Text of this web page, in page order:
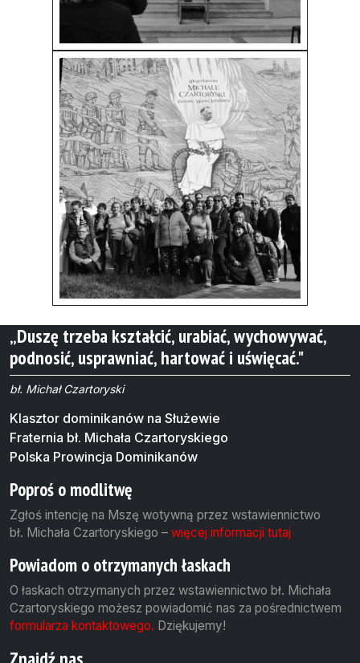
„Duszę trzeba kształcić, urabiać, wychowywać,
podnosić, usprawniać, hartować i uświęcać."
bł. Michał Czartoryski
Klasztor dominikanów na Służewie
Fraternia bł. Michała Czartoryskiego
Polska Prowincja Dominikanów
Poproś o modlitwę
Zgłoś intencję na Mszę wotywną przez wstawiennictwo
bł. Michała Czartoryskiego – więcej informacji tutaj
Powiadom o otrzymanych łaskach
O łaskach otrzymanych przez wstawiennictwo bł. Michała
Czartoryskiego możesz powiadomić nas za pośrednictwem
formularza kontaktowego. Dziękujemy!